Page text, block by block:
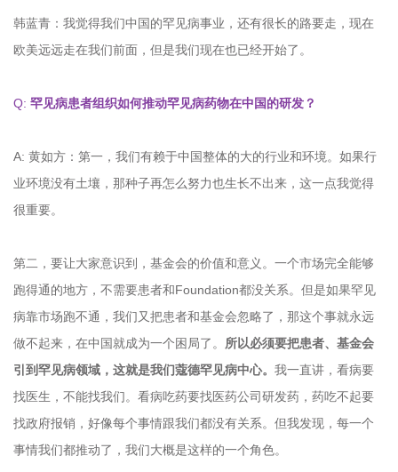
韩蓝青：我觉得我们中国的罕见病事业，还有很长的路要走，现在
欧美远远走在我们前面，但是我们现在也已经开始了。
Q: 罕见病患者组织如何推动罕见病药物在中国的研发？
A: 黄如方：第一，我们有赖于中国整体的大的行业和环境。如果行
业环境没有土壤，那种子再怎么努力也生长不出来，这一点我觉得
很重要。
第二，要让大家意识到，基金会的价值和意义。一个市场完全能够
跑得通的地方，不需要患者和Foundation都没关系。但是如果罕见
病靠市场跑不通，我们又把患者和基金会忽略了，那这个事就永远
做不起来，在中国就成为一个困局了。 所以必须要把患者、基金会
引到罕见病领域，这就是我们蔻德罕见病中心。 我一直讲，看病要
找医生，不能找我们。看病吃药要找医药公司研发药，药吃不起要
找政府报销，好像每个事情跟我们都没有关系。但我发现，每一个
事情我们都推动了，我们大概是这样的一个角色。